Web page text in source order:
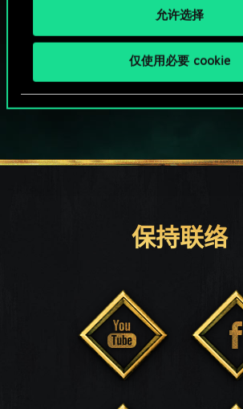
允许选择
仅使用必要 cookie
HOW ABOUT A ROUND
PC端免费下载游
保持联络